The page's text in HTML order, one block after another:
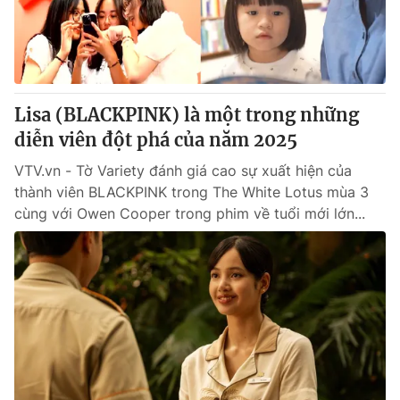
Tin tức
Thế giới đó đây
Câu chuyện quốc tế
Kinh tế
Tài chính
Thị trường
Góc doanh nghiệp
Dữ liệu và đời sống
Truyền hình
Phim VTV
Hậu trường
Nhân vật
Khán giả
Giải sao mai
Giải trí
Điện ảnh
Âm nhạc
Sao
Đời sống
Du lịch
Làm đẹp
Chất lượng cuộc sống
Giáo dục
Tuyển sinh
Học trực tuyến
Công nghệ
Hitech Công nghệ tương lai
Lisa (BLACKPINK) là một trong những
diễn viên đột phá của năm 2025
VTV.vn - Tờ Variety đánh giá cao sự xuất hiện của
thành viên BLACKPINK trong The White Lotus mùa 3
cùng với Owen Cooper trong phim về tuổi mới lớn...